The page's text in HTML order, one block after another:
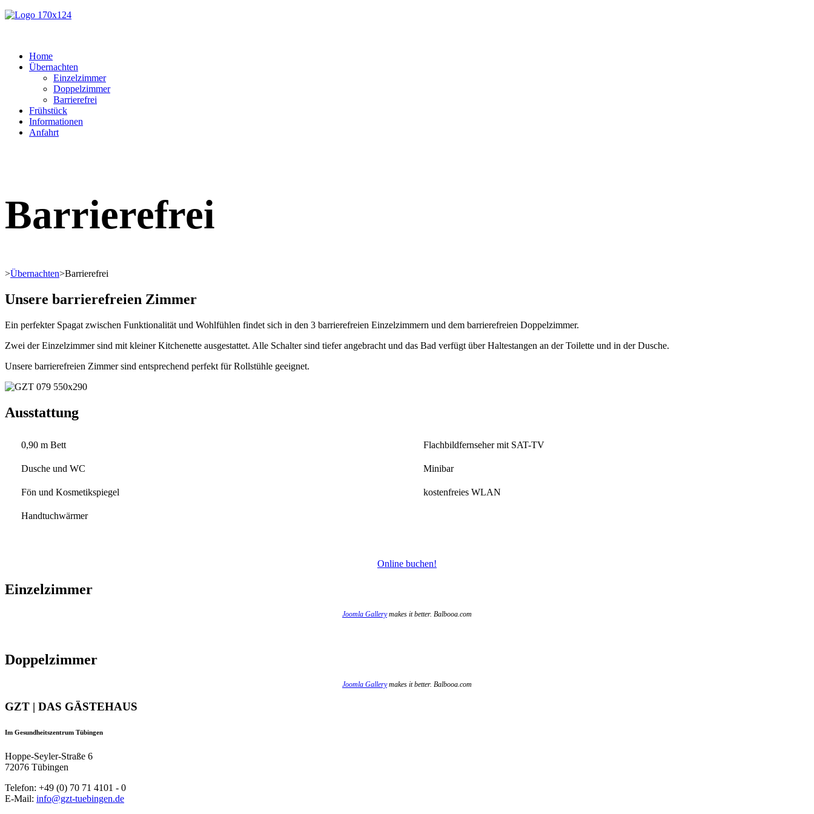
Home
Übernachten
Einzelzimmer
Doppelzimmer
Barrierefrei
Frühstück
Informationen
Anfahrt
Barrierefrei
>Übernachten>Barrierefrei
Unsere barrierefreien Zimmer
Ein perfekter Spagat zwischen Funktionalität und Wohlfühlen findet sich in den 3 barrierefreien Einzelzimmern und dem barrierefreien Doppelzimmer.
Zwei der Einzelzimmer sind mit kleiner Kitchenette ausgestattet. Alle Schalter sind tiefer angebracht und das Bad verfügt über Haltestangen an der Toilette und in der Dusche.
Unsere barrierefreien Zimmer sind entsprechend perfekt für Rollstühle geeignet.
Ausstattung
0,90 m Bett Flachbildfernseher mit SAT-TV
Dusche und WC Minibar
Fön und Kosmetikspiegel kostenfreies WLAN
Handtuchwärmer
Online buchen!
Einzelzimmer
Joomla Gallerymakes it better. Balbooa.com
Doppelzimmer
Joomla Gallerymakes it better. Balbooa.com
GZT | DAS GÄSTEHAUS
Im Gesundheitszentrum Tübingen
Hoppe-Seyler-Straße 6
72076 Tübingen
Telefon: +49 (0) 70 71 4101 - 0
E-Mail: info@gzt-tuebingen.de